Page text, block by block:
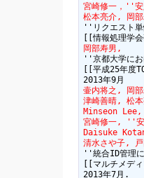
宮崎修一，''
松本亮介, 岡
''リクエスト単
岡部寿男,
''京都大学に
[[平成25年
壷内将之, 岡
津崎善晴, 松
Minseon
宮崎修一, ''安
Daisuke
清水さや子,
''統合ID管理
[[マルチメデ